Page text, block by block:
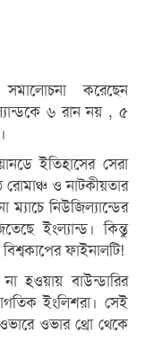
করেছেন
৬ রান নয় , ৫
ইতিহাসের সেরা
রোমাঞ্চ ও নাটকীয়তার
নিউজিল্যান্ডের
ইংল্যান্ড। কিন্তু
ফাইনালটি!
হওয়ায় বাউন্ডারির
ইংলিশরা। সেই
ওভার থ্রো থেকে